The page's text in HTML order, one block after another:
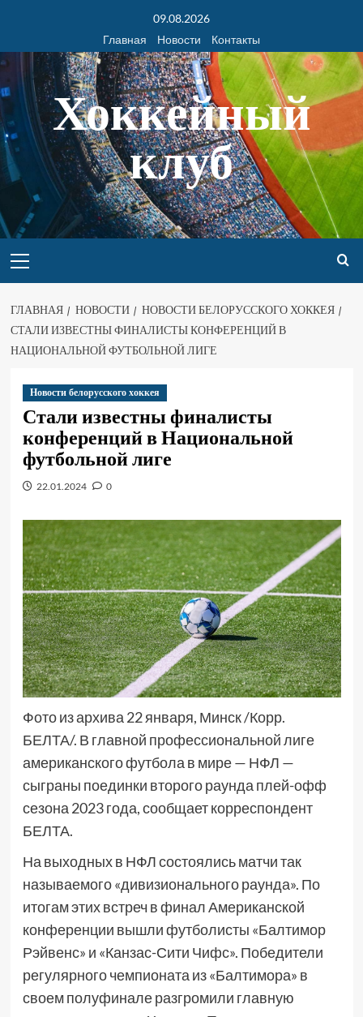
09.08.2026
Главная
Новости Контакты
Хоккейный
клуб
ГЛАВНАЯ НОВОСТИ
НОВОСТИ БЕЛОРУССКОГО ХОККЕЯ
СТАЛИ ИЗВЕСТНЫ ФИНАЛИСТЫ КОНФЕРЕНЦИЙ В
НАЦИОНАЛЬНОЙ ФУТБОЛЬНОЙ ЛИГЕ
Новости белорусского хоккея
Стали известны финалисты
конференций в Национальной
футбольной лиге
22.01.2024 0
Фото из архива 22 января, Минск /Корр.
БЕЛТА/. В главной профессиональной лиге
американского футбола в мире — НФЛ —
сыграны поединки второго раунда плей-офф
сезона 2023 года, сообщает корреспондент
БЕЛТА.
На выходных в НФЛ состоялись матчи так
называемого «дивизионального раунда». По
итогам этих встреч в финал Американской
конференции вышли футболисты «Балтимор
Рэйвенс» и «Канзас-Сити Чифс». Победители
регулярного чемпионата из «Балтимора» в
своем полуфинале разгромили главную